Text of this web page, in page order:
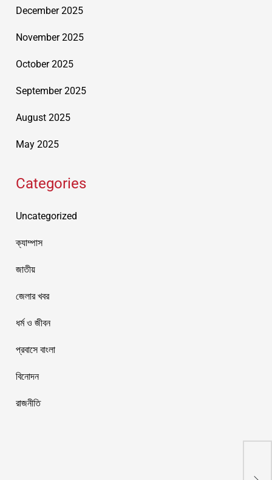
December 2025
November 2025
October 2025
September 2025
August 2025
May 2025
Categories
Uncategorized
ক্যাম্পাস
জাতীয়
জেলার খবর
ধর্ম ও জীবন
প্রবাসে বাংলা
বিনোদন
রাজনীতি